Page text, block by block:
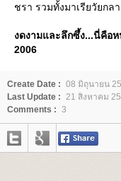
ชรา รวมทั้งมาเรียวัยกล
งดงามและลึกซึ้ง...นี่คือ
2006
Create Date : 08 มิถุนายน
Last Update : 21 สิงหาคม
Comments : 3